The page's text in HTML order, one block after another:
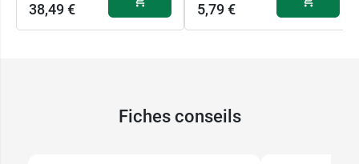
38,49 € 5,79 €
Fiches conseils